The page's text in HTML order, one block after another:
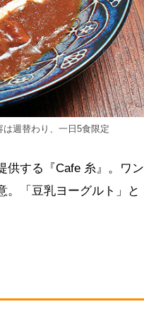
週替わり、一日5食限定
供する『Cafe 糸』。ワン
。「豆乳ヨーグルト」と